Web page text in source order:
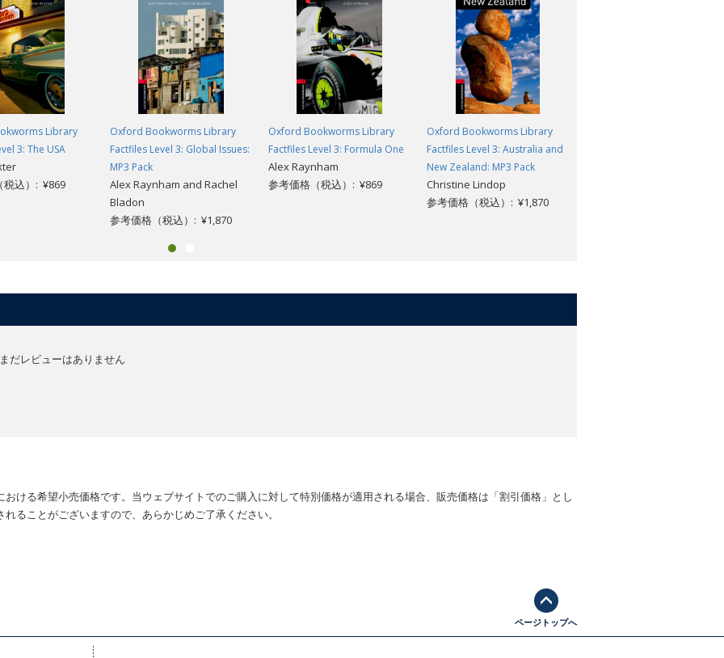
Library
3: The USA
税込）: ¥869
Oxford Bookworms Library
Factfiles Level 3: Global Issues:
MP3 Pack
Alex Raynham and Rachel
Bladon
参考価格（税込）: ¥1,870
Oxford Bookworms Library
Factfiles Level 3: Formula One
Alex Raynham
参考価格（税込）: ¥869
Oxford Bookworms Library
Factfiles Level 3: Australia and
New Zealand: MP3 Pack
Christine Lindop
参考価格（税込）: ¥1,870
まだレビューはありません
ける希望小売価格です。当ウェブサイトでのご購入に対して特別価格が適用される場合、販売価格は「割引価格」とし
ることがございますので、あらかじめご了承ください。
ページトップへ